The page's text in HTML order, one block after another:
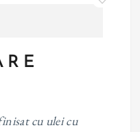
cu ulei cu